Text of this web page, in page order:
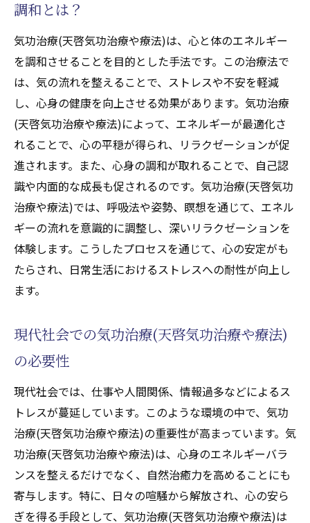
や療法)の実践例
天啓気功治療(天啓気功治療や療法)がもたら
す具体的な効果
気功治療(天啓気功治療や療法)によるエネル
ギーレベルの向上
エネルギーを高めるための気功治療(天啓気
功治療や療法)の技術
気功治療(天啓気功治療や療法)が日常生活に
与えるエネルギー効果
エネルギーを高めるための気功治療(天啓気
功治療や療法)のケーススタディ
チャクラ覚醒のための具体的な気功治療(天啓気
功治療や療法)アプローチ
気功治療(天啓気功治療や療法)でチャクラを
覚醒させるステップ
チャクラ覚醒を促進する気功治療(天啓気功
治療や療法)の流れ
効果的なチャクラ覚醒のための気功治療法
(天啓気功治療や療法)
チャクラエネルギーを最適化する気功治療
(天啓気功治療や療法)のアプローチ
調和とは？
気功治療(天啓気功治療や療法)は、心と体のエネルギー
を調和させることを目的とした手法です。この治療法で
は、気の流れを整えることで、ストレスや不安を軽減
し、心身の健康を向上させる効果があります。気功治療
(天啓気功治療や療法)によって、エネルギーが最適化さ
れることで、心の平穏が得られ、リラクゼーションが促
進されます。また、心身の調和が取れることで、自己認
識や内面的な成長も促されるのです。気功治療(天啓気功
治療や療法)では、呼吸法や姿勢、瞑想を通じて、エネル
ギーの流れを意識的に調整し、深いリラクゼーションを
体験します。こうしたプロセスを通じて、心の安定がも
たらされ、日常生活におけるストレスへの耐性が向上し
ます。
現代社会での気功治療(天啓気功治療や療法)
の必要性
現代社会では、仕事や人間関係、情報過多などによるス
トレスが蔓延しています。このような環境の中で、気功
治療(天啓気功治療や療法)の重要性が高まっています。気
功治療(天啓気功治療や療法)は、心身のエネルギーバラ
ンスを整えるだけでなく、自然治癒力を高めることにも
寄与します。特に、日々の喧騒から解放され、心の安ら
ぎを得る手段として、気功治療(天啓気功治療や療法)は